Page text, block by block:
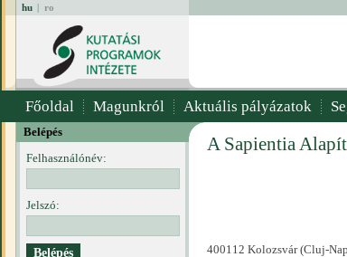
hu | ro
Főoldal Magunkról Aktuális pályázatok
Belépés
Felhasználónév:
Jelszó:
A Sapientia
400112 Kolozsvár (Cluj-